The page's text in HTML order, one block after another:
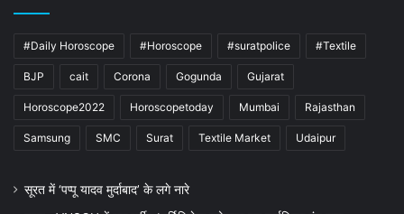
#Daily Horoscope #Horoscope #suratpolice #Textile
BJP cait Corona Gogunda Gujarat
Horoscope2022 Horoscopetoday Mumbai Rajasthan
Samsung SMC Surat Textile Market Udaipur
सूरत में ‘पप्पू यादव मुर्दाबाद’ के लगे नारे